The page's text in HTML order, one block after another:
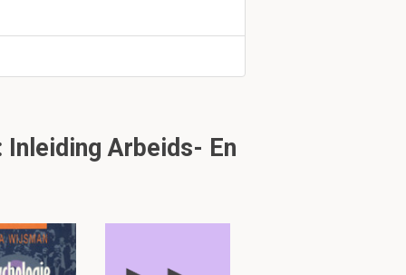
Bedenk bij
Arbeids- En